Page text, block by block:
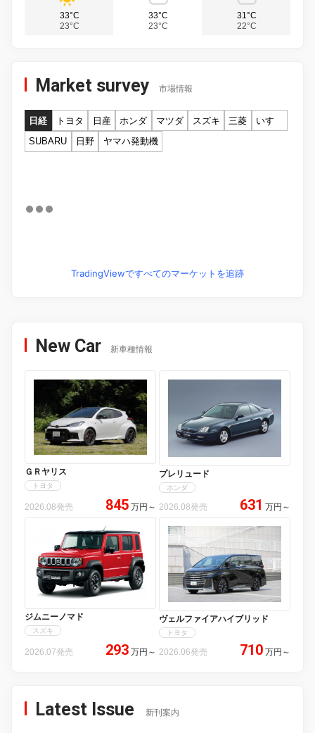
33°C
23°C
33°C
23°C
31°C
22°C
Market survey 市場情報
日経 トヨタ 日産 ホンダ マツダ スズキ 三菱
いすゞ
SUBARU
日野 ヤマハ発動機
TradingViewですべてのマーケットを追跡
New Car 新車種情報
ＧＲヤリス
トヨタ
2026.08発売 845 万円 ～
プレリュード
ホンダ
2026.08発売 631 万円 ～
ジムニーノマド
スズキ
2026.07発売 293 万円 ～
ヴェルファイアハイブリッド
トヨタ
2026.06発売 710 万円 ～
Latest Issue 新刊案内